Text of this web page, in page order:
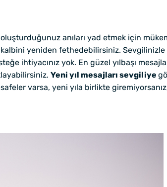
anıları yad etmek için
kalbini yeniden fethedebilirsiniz. Sevgilinizle
ihtiyacınız yok. En güzel yılbaşı
Yeni yıl mesajları sevgiliye
varsa, yeni yıla birlikte